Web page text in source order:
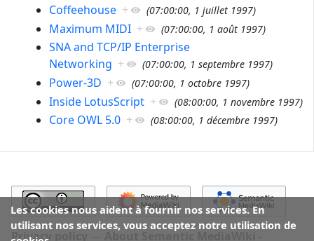
Coffeehouse + (07:00:00, 1 juillet 1997)
Maximum MIDI + (07:00:00, 1 août 1997)
SNA and TCP/IP Enterprise
Networking + (07:00:00, 1 septembre 1997)
Power-3D + (07:00:00, 1 octobre 1997)
Inside LotusScript + (08:00:00, 1 novembre 1997)
Core OWL 5.0 + (08:00:00, 1 décembre 1997)
Les cookies nous aident à fournir nos services. En
utilisant nos services, vous acceptez notre utilisation de
Privacy policy About Semantic MediaWiki -